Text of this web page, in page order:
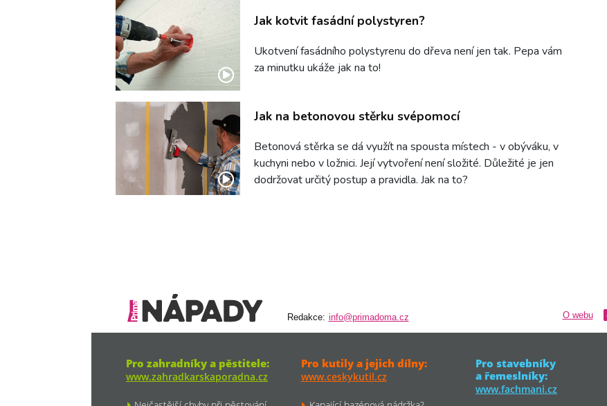
Jak kotvit fasádní polystyren?
Ukotvení fasádního polystyrenu do dřeva není jen tak. Pepa vám
za minutku ukáže jak na to!
Jak na betonovou stěrku svépomocí
Betonová stěrka se dá využít na spousta místech - v obýváku, v
kuchyni nebo v ložnici. Její vytvoření není složité. Důležité je jen
dodržovat určitý postup a pravidla. Jak na to?
Redakce: info@primadoma.cz O webu
Pro zahradníky a pěstitele:
www.zahradkarskaporadna.cz
Pro kutily a jejich dílny:
www.ceskykutil.cz
Pro stavebníky
a řemeslníky:
www.fachmani.cz